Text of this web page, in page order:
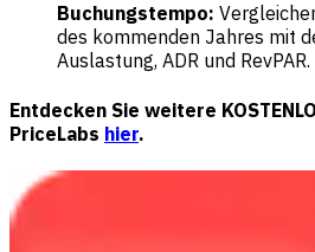
Buchungstempo:
des kommenden Jahres mit
Auslastung, ADR und RevPAR.
Entdecken Sie weitere
PriceLabs hier.